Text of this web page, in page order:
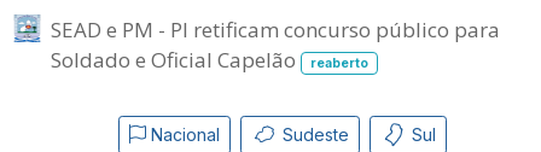
SEAD e PM - PI retificam concurso público para
Soldado e Oficial Capelão
reaberto
Nacional Sudeste Sul